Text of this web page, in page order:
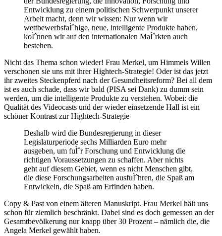
Entwicklung zu einem politischen Schwerpunkt unserer
Arbeit macht, denn wir wissen: Nur wenn wir
wettbewerbsfaÌˆhige, neue, intelligente Produkte haben,
koÌˆnnen wir auf den internationalen MaÌˆrkten auch
bestehen.
Nicht das Thema schon wieder! Frau Merkel, um Himmels Willen
verschonen sie uns mit ihrer Hightech-Strategie! Oder ist das jetzt
ihr zweites Steckenpferd nach der Gesundheitsreform? Bei all dem
ist es auch schade, dass wir bald (PISA sei Dank) zu dumm sein
werden, um die intelligente Produkte zu verstehen. Wobei: die
Qualität des Videocasts und der wieder einsetzende Hall ist ein
schöner Kontrast zur Hightech-Strategie
Deshalb wird die Bundesregierung in dieser
Legislaturperiode sechs Milliarden Euro mehr
ausgeben, um fuÌˆr Forschung und Entwicklung die
richtigen Voraussetzungen zu schaffen. Aber nichts
geht auf diesem Gebiet, wenn es nicht Menschen gibt,
die diese Forschungsarbeiten ausfuÌˆhren, die Spaß am
Entwickeln, die Spaß am Erfinden haben.
Copy & Past von einem älteren Manuskript. Frau Merkel hält uns
schon für ziemlich beschränkt. Dabei sind es doch gemessen an der
Gesamtbevölkerung nur knapp über 30 Prozent – nämlich die, die
Angela Merkel gewählt haben.